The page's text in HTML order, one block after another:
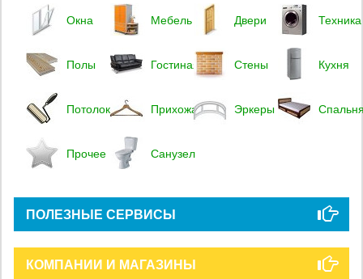
Окна Мебель Двери Техника
Полы Гостиная Стены Кухня
Потолок Прихожая Эркеры
Прочее Санузел
ПОЛЕЗНЫЕ СЕРВИСЫ
КОМПАНИИ И МАГАЗИНЫ